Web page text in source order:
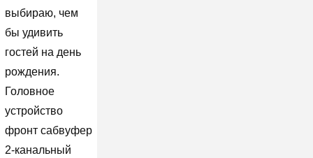
выбираю, чем
бы удивить
гостей на день
рождения.
Головное
устройство
фронт сабвуфер
2-канальный